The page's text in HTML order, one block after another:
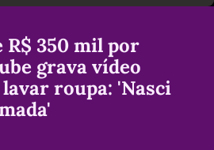
R$ 350 mil por
grava vídeo
roupa: 'Nasci